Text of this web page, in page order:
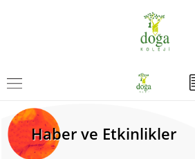
Haber ve Etkinlikler